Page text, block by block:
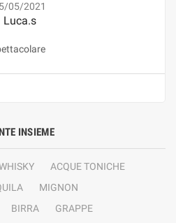
05/2021
Luca.s
INSIEME
ACQUE TONICHE
MIGNON
BIRRA
GRAPPE